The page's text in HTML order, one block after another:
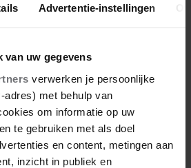
Advertentie-instellingen
van uw gegevens
verwerken je persoonlijke
adres) met behulp van
om informatie op uw
te gebruiken met als doel
en content, metingen aan
inzicht in publiek en
VAN DE
KONINKLIJKE